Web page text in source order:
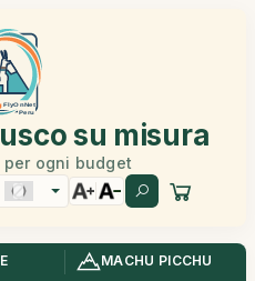
su misura
per ogni budget
MACHU PICCHU